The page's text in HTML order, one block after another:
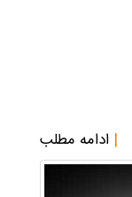
| ادامه مطلب